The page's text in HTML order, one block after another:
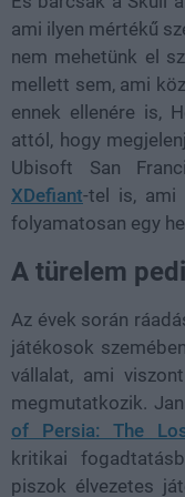
ami ilyen mértékű
nem mehetünk el
mellett sem, ami
ennek ellenére is,
attól, hogy
Ubisoft San
XDefiant-tel is, ami
folyamatosan egy
A türelem
Az évek során
játékosok
vállalat, ami
megmutatkozik.
of Persia: The
kritikai
piszok élvezetes